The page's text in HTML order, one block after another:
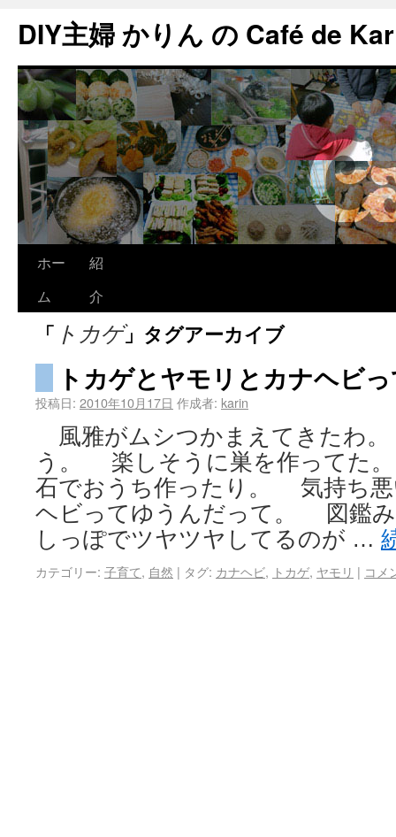
DIY主婦 かりん の Café de
ホー
ム
紹
介
「 トカゲ」タグアーカイブ
トカゲとヤモリとカナヘビ
投稿日: 2010年10月17日 作成者: karin
風雅がムシつかまえてきたわ
う。 楽しそうに巣を作ってた
石でおうち作ったり。 気持ち
ヘビってゆうんだって。 図鑑み
しっぽでツヤツヤしてるのが …
カテゴリー: 子育て, 自然 | タグ: カナヘビ, トカゲ, ヤモリ | コメ